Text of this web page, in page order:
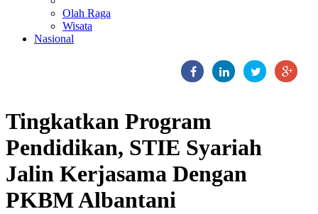
Olah Raga
Wisata
Nasional
Tingkatkan Program
Pendidikan, STIE Syariah
Jalin Kerjasama Dengan
PKBM Albantani